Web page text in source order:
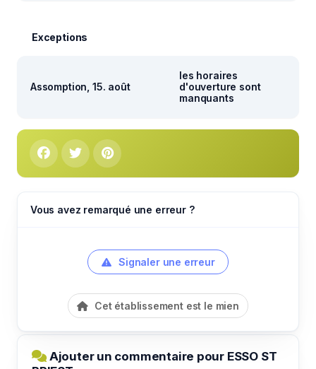
Exceptions
Assomption, 15. août
les horaires
d'ouverture sont
manquants
Vous avez remarqué une erreur ?
Signaler une erreur
Cet établissement est le mien
Ajouter un commentaire pour ESSO ST